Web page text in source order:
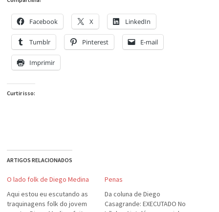
Facebook X LinkedIn
Tumblr Pinterest E-mail
Imprimir
Curtir isso:
ARTIGOS RELACIONADOS
O lado folk de Diego Medina
Aqui estou eu escutando as
traquinagens folk do jovem
Penas
Da coluna de Diego
Casagrande: EXECUTADO No